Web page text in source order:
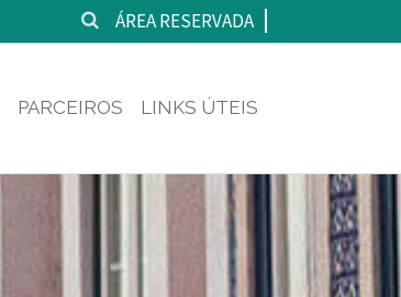
ÁREA RESERVADA
PARCEIROS LINKS ÚTEIS